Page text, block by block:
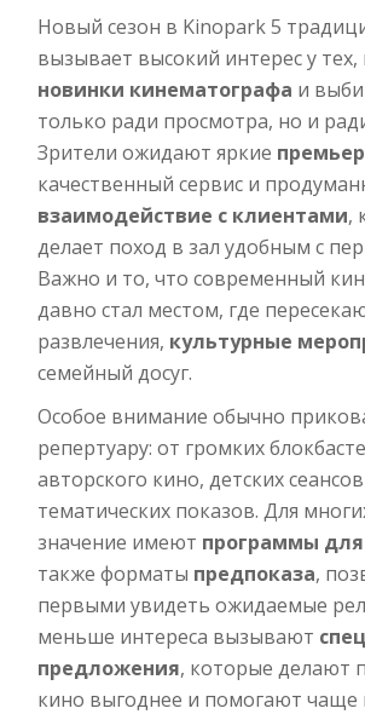
Новый сезон в Kinopark 5
вызывает высокий интерес у тех,
новинки кинематографа и
только ради просмотра, но и
Зрители ожидают яркие
качественный сервис и
взаимодействие с клиентами,
делает поход в зал удобным с
Важно и то, что современный
давно стал местом, где
развлечения, культурные
семейный досуг.
Особое внимание обычно
репертуару: от громких
авторского кино, детских
тематических показов. Для
значение имеют программы
также форматы предпоказа,
первыми увидеть ожидаемые
меньше интереса вызывают
предложения, которые делают
кино выгоднее и помогают чаще